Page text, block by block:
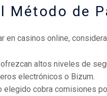
Método de
en casinos online,
altos niveles de
electrónicos o Bizum.
elegido cobra comisiones